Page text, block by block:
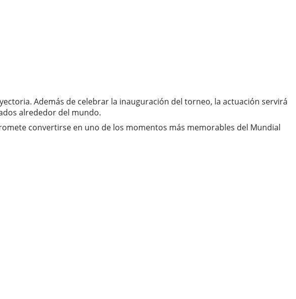
Además de celebrar la inauguración del torneo, la actuación servirá
alrededor del mundo.
convertirse en uno de los momentos más memorables del Mundial